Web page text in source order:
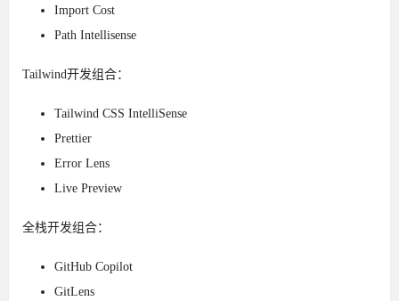
Import Cost
Path Intellisense
Tailwind开发组合：
Tailwind CSS IntelliSense
Prettier
Error Lens
Live Preview
全栈开发组合：
GitHub Copilot
GitLens